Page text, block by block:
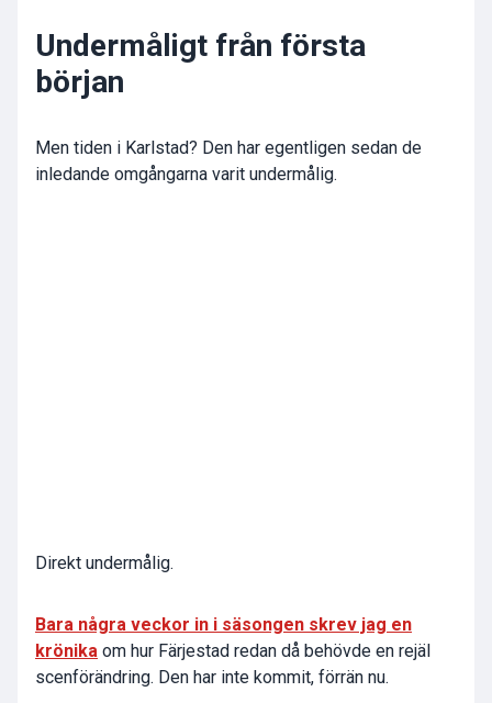
Undermåligt från första
början
Men tiden i Karlstad? Den har egentligen sedan de
inledande omgångarna varit undermålig.
Direkt undermålig.
Bara några veckor in i säsongen skrev jag en
krönika om hur Färjestad redan då behövde en rejäl
scenförändring. Den har inte kommit, förrän nu.